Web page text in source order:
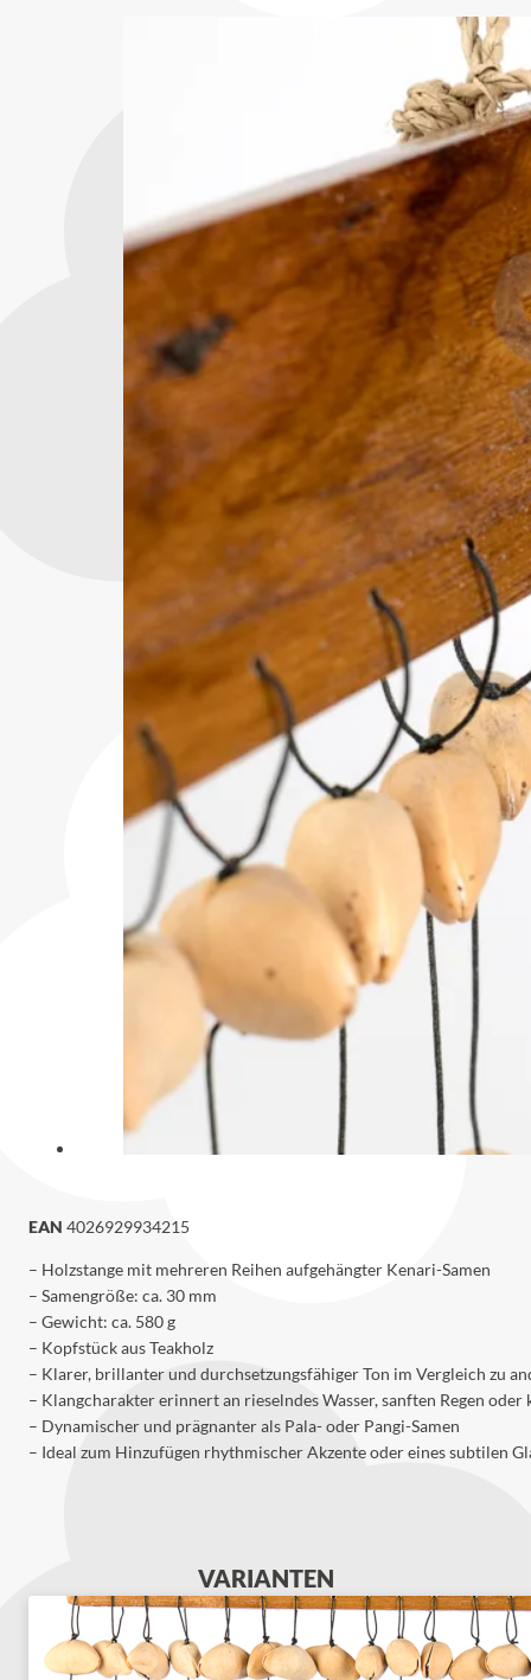
EAN 4026929934215
– Holzstange mit mehreren Reihen aufgehängter Kenari-Samen
– Samengröße: ca. 30 mm
– Gewicht: ca. 580 g
– Kopfstück aus Teakholz
– Klarer, brillanter und durchsetzungsfähiger Ton im Vergleich zu
– Klangcharakter erinnert an rieselndes Wasser, sanften Regen oder
– Dynamischer und prägnanter als Pala- oder Pangi-Samen
– Ideal zum Hinzufügen rhythmischer Akzente oder eines subtilen
VARIANTEN